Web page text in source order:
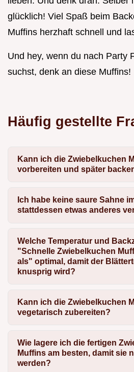
glücklich! Viel Spaß beim
Muffins herzhaft schnell und
Und hey, wenn du nach Party
suchst, denk an diese Muffins!
Häufig gestellte
Kann ich die Zwiebelkuchen
vorbereiten und später
Ich habe keine saure Sahne
stattdessen etwas anderes
Welche Temperatur und
"Schnelle Zwiebelkuchen
als" optimal, damit der
knusprig wird?
Kann ich die Zwiebelkuchen
vegetarisch zubereiten?
Wie lagere ich die fertigen
Muffins am besten, damit sie
werden?